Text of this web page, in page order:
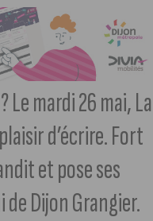
mardi 26 mai, La
d’écrire. Fort
et pose ses
Dijon Grangier.